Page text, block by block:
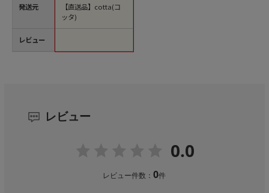
発送元
レビュー
【直送品】cotta(コ
ッタ)
レビュー
0.0
レビュー件数：0件